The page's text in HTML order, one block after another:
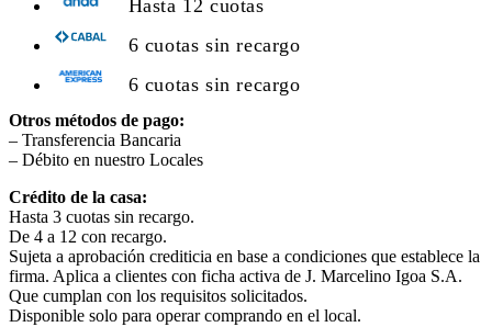
Hasta 12 cuotas
6 cuotas sin recargo
6 cuotas sin recargo
Otros métodos de pago:
– Transferencia Bancaria
– Débito en nuestro Locales
Crédito de la casa:
Hasta 3 cuotas sin recargo.
De 4 a 12 con recargo.
Sujeta a aprobación crediticia en base a condiciones que establece la
firma. Aplica a clientes con ficha activa de J. Marcelino Igoa S.A.
Que cumplan con los requisitos solicitados.
Disponible solo para operar comprando en el local.